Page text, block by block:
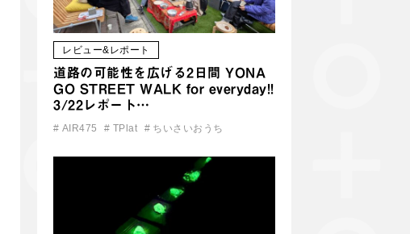
レビュー&レポート
道路の可能性を広げる2日間 YONA
GO STREET WALK for everyday!!
3/22レポート…
# AIR475 # TPlat # ちいさいおうち